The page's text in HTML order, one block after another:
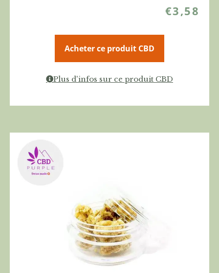
€3,58
Acheter ce produit CBD
Plus d'infos sur ce produit CBD